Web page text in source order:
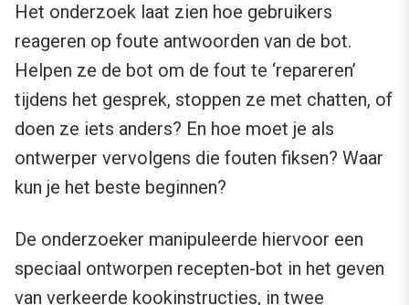
Het onderzoek laat zien hoe gebruikers
reageren op foute antwoorden van de bot.
Helpen ze de bot om de fout te ‘repareren’
tijdens het gesprek, stoppen ze met chatten, of
doen ze iets anders? En hoe moet je als
ontwerper vervolgens die fouten fiksen? Waar
kun je het beste beginnen?
De onderzoeker manipuleerde hiervoor een
speciaal ontworpen recepten-bot in het geven
van verkeerde kookinstructies, in twee